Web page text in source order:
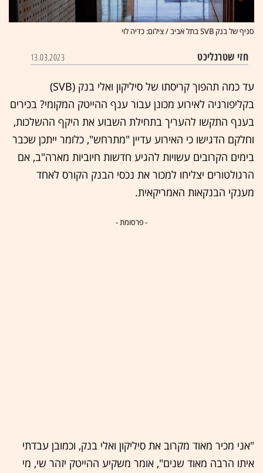
סניף של בנק SVB בתל אביב / צילום: כדיה לוי
חזי שטרנליכט 13.03.2023
עד כמה תהפוך קריסתו של סיליקון ואלי בנק (SVB)
בקליפורניה לאירוע מכונן עבור ענף ההייטק המקומי? בכירים
בענף התקשו להעריך בתחילת השבוע את היקף ההשלכות,
וחלקם הדגישו כי האירוע עדיין "מתרחש", כלומר ייתכן שכבר
בימים הקרובים עשויות להגיע חדשות חיוביות מארה"ב, אם
הרגולטורים יצליחו למכור את נכסי הבנק הקורס לאחד
מענקי הבנקאות האמריקאית.
- פרסומת -
"אני מכיר מאוד מקרוב את סיליקון ואלי בנק, וכמובן עבדתי
איתו הרבה מאוד שנים", אומר משקיע ההייטק יזהר שי, מי